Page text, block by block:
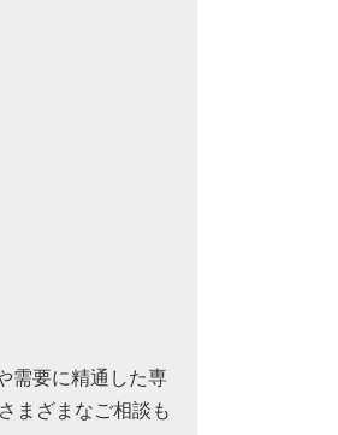
需要に精通した専
まざまなご相談も